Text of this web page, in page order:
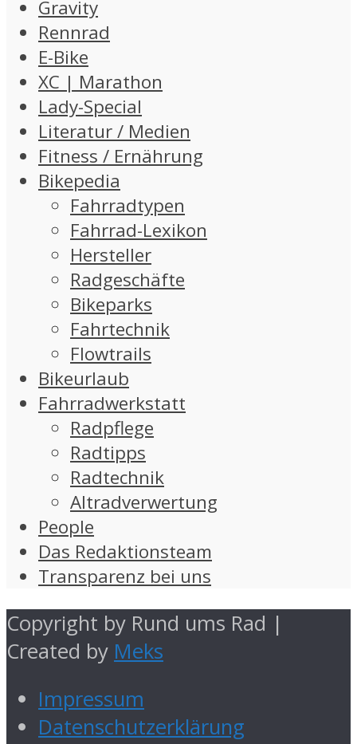
Gravity
Rennrad
E-Bike
XC | Marathon
Lady-Special
Literatur / Medien
Fitness / Ernährung
Bikepedia
Fahrradtypen
Fahrrad-Lexikon
Hersteller
Radgeschäfte
Bikeparks
Fahrtechnik
Flowtrails
Bikeurlaub
Fahrradwerkstatt
Radpflege
Radtipps
Radtechnik
Altradverwertung
People
Das Redaktionsteam
Transparenz bei uns
Copyright by Rund ums Rad |
Created by Meks
Impressum
Datenschutzerklärung